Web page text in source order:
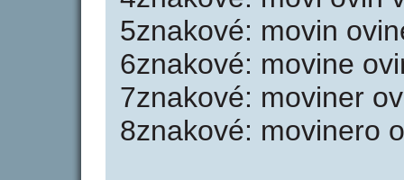
5znakové: movin
6znakové: movine
7znakové: moviner
8znakové: movinero